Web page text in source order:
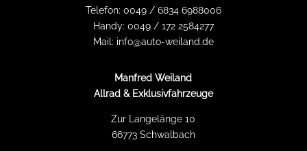
Telefon: 0049 / 6834 6988006
Handy: 0049 / 172 2584277
Mail: info@auto-weiland.de
Manfred Weiland
Allrad & Exklusivfahrzeuge
Zur Langelänge 10
66773 Schwalbach